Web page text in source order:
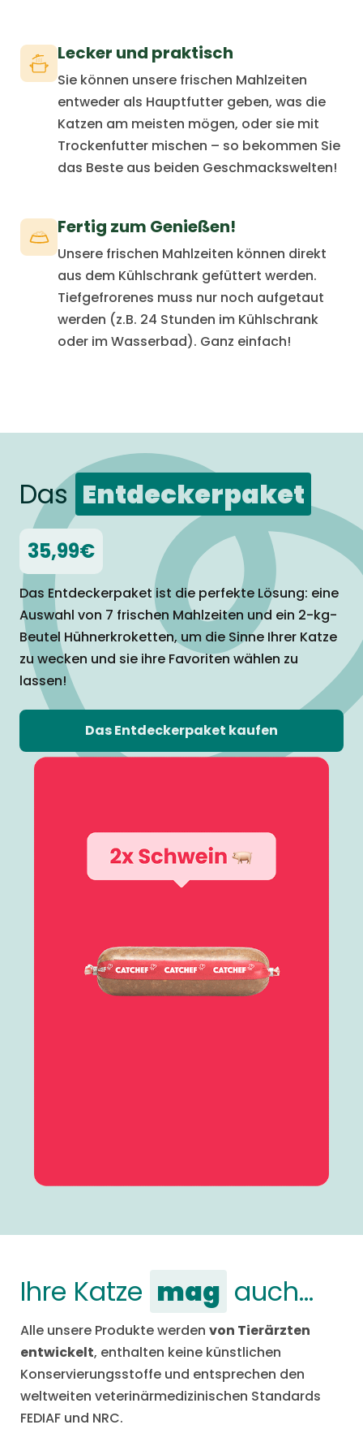
Lecker und praktisch
Sie können unsere frischen Mahlzeiten
entweder als Hauptfutter geben, was die
Katzen am meisten mögen, oder sie mit
Trockenfutter mischen – so bekommen Sie
das Beste aus beiden Geschmackswelten!
Fertig zum Genießen!
Unsere frischen Mahlzeiten können direkt
aus dem Kühlschrank gefüttert werden.
Tiefgefrorenes muss nur noch aufgetaut
werden (z.B. 24 Stunden im Kühlschrank
oder im Wasserbad). Ganz einfach!
Das Entdeckerpaket
35,99€
Das Entdeckerpaket ist die perfekte Lösung: eine
Auswahl von 7 frischen Mahlzeiten und ein 2-kg-
Beutel Hühnerkroketten, um die Sinne Ihrer Katze
zu wecken und sie ihre Favoriten wählen zu
lassen!
Das Entdeckerpaket kaufen
Ihre Katze mag auch…
Alle unsere Produkte werden von Tierärzten
entwickelt, enthalten keine künstlichen
Konservierungsstoffe und entsprechen den
weltweiten veterinärmedizinischen Standards
FEDIAF und NRC.